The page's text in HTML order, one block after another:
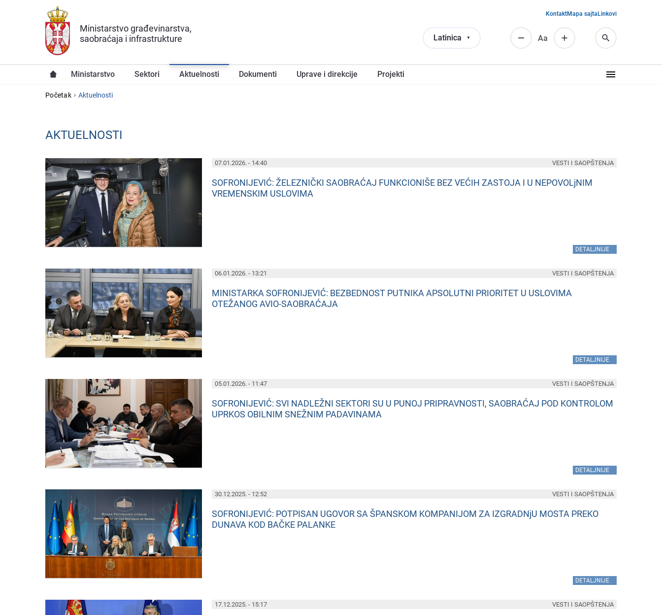
Preskoči na glavni deo sadržaja
Ministarstvo građevinarstva,
saobraćaja i infrastrukture
Latinica Аа
KontaktMapa sajta Linkovi
Ministarstvo Sektori Aktuelnosti Dokumеnti Upravе i direkcije Projеkti
YOU ARE HERE
Početak Aktuelnosti
AKTUELNOSTI
07.01.2026. - 14:40
SOFRONIJEVIĆ: ŽELEZNIČKI SAOBRAĆAJ FUNKCIONIŠE BEZ VEĆIH ZASTOJA I U NEPOVOLjNIM
VREMENSKIM USLOVIMA
DETALJNIJE
VESTI I SAOPŠTENJA
06.01.2026. - 13:21
MINISTARKA SOFRONIJEVIĆ: BEZBEDNOST PUTNIKA APSOLUTNI PRIORITET U USLOVIMA
OTEŽANOG AVIO-SAOBRAĆAJA
DETALJNIJE
VESTI I SAOPŠTENJA
05.01.2026. - 11:47
SOFRONIJEVIĆ: SVI NADLEŽNI SEKTORI SU U PUNOJ PRIPRAVNOSTI, SAOBRAĆAJ POD KONTROLOM
UPRKOS OBILNIM SNEŽNIM PADAVINAMA
DETALJNIJE
VESTI I SAOPŠTENJA
30.12.2025. - 12:52
SOFRONIJEVIĆ: POTPISAN UGOVOR SA ŠPANSKOM KOMPANIJOM ZA IZGRADNjU MOSTA PREKO
DUNAVA KOD BAČKE PALANKE
DETALJNIJE
VESTI I SAOPŠTENJA
17.12.2025. - 15:17 VESTI I SAOPŠTENJA
PAGES